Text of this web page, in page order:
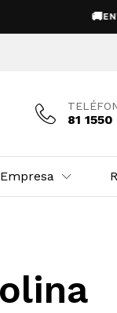
81
Empresa